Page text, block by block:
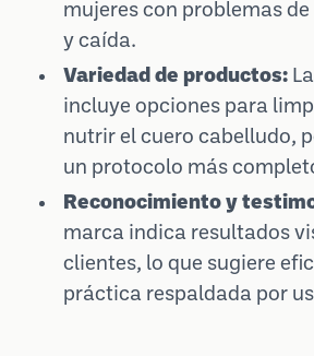
mujeres con problemas
y caída.
Variedad de productos:
incluye opciones para
nutrir el cuero cabelludo,
un protocolo más
Reconocimiento y
marca indica resultados
clientes, lo que sugiere
práctica respaldada por